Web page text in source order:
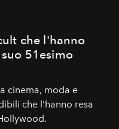
che l'hanno
51esimo
cinema, moda e
che l’hanno resa